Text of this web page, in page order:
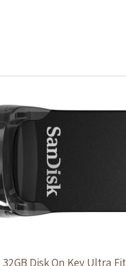
32GB Disk On Key Ultra Fit